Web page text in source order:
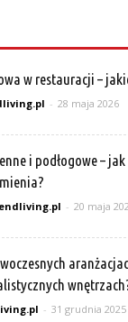
w restauracji –
- 28 maja 2026
i podłogowe –
- 20 maja
- 31 grudnia 2025